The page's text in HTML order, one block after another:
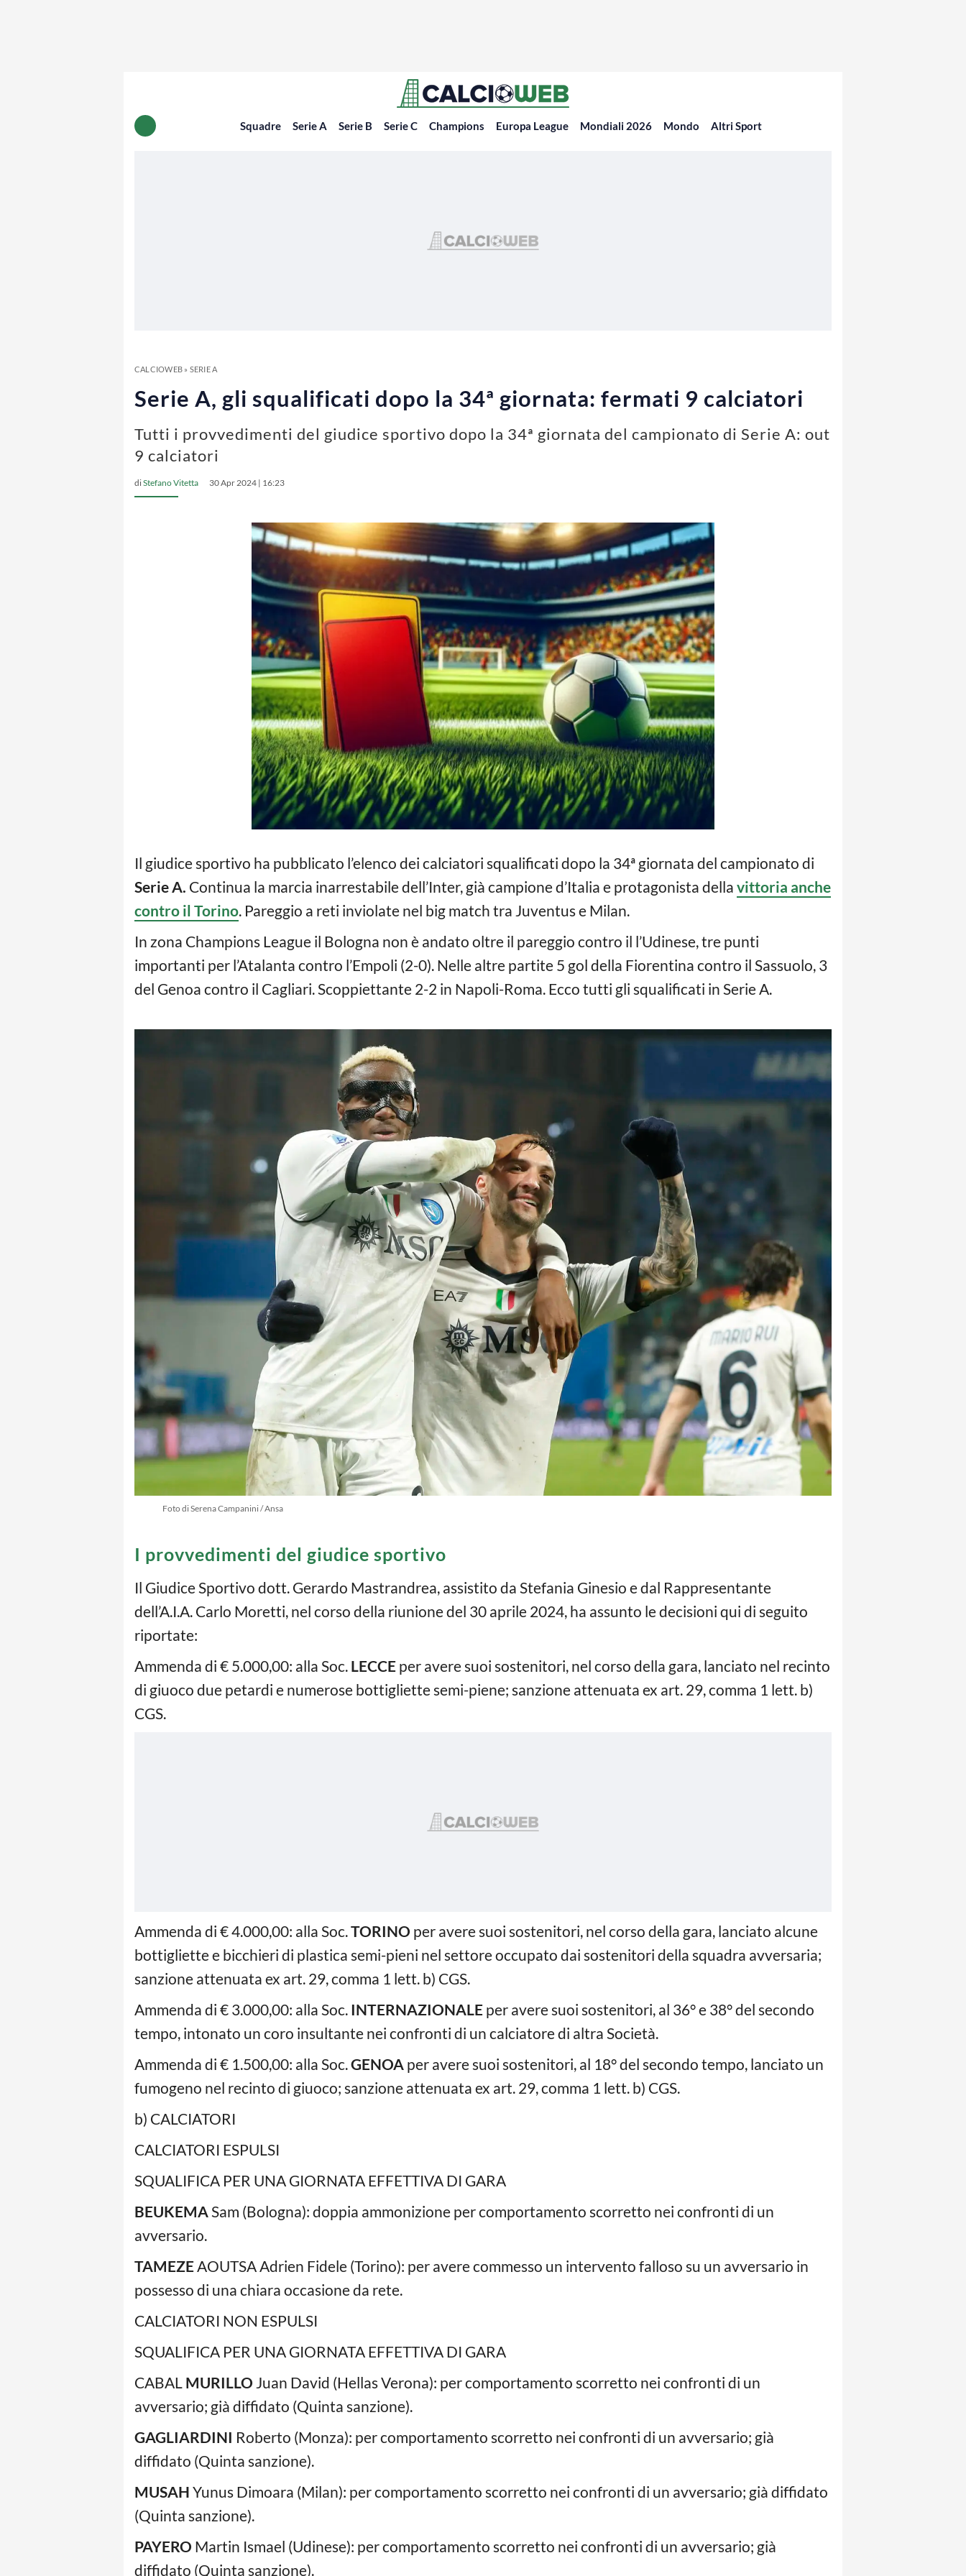
Squadre Serie A Serie B Serie C Champions Europa League Mondiali 2026 Mondo Altri Sport
CALCIOWEB» SERIE A
Serie A, gli squalificati dopo la 34ª giornata: fermati 9 calciatori
Tutti i provvedimenti del giudice sportivo dopo la 34ª giornata del campionato di Serie A: out
9 calciatori
diStefano Vitetta 30 Apr 2024 | 16:23
Il giudice sportivo ha pubblicato l’elenco dei calciatori squalificati dopo la 34ª giornata del campionato di
Serie A. Continua la marcia inarrestabile dell’Inter, già campione d’Italia e protagonista della vittoria anche
contro il Torino. Pareggio a reti inviolate nel big match tra Juventus e Milan.
In zona Champions League il Bologna non è andato oltre il pareggio contro il l’Udinese, tre punti
importanti per l’Atalanta contro l’Empoli (2-0). Nelle altre partite 5 gol della Fiorentina contro il Sassuolo, 3
del Genoa contro il Cagliari. Scoppiettante 2-2 in Napoli-Roma. Ecco tutti gli squalificati in Serie A.
Foto di Serena Campanini / Ansa
I provvedimenti del giudice sportivo
Il Giudice Sportivo dott. Gerardo Mastrandrea, assistito da Stefania Ginesio e dal Rappresentante
dell’A.I.A. Carlo Moretti, nel corso della riunione del 30 aprile 2024, ha assunto le decisioni qui di seguito
riportate:
Ammenda di € 5.000,00: alla Soc. LECCE per avere suoi sostenitori, nel corso della gara, lanciato nel recinto
di giuoco due petardi e numerose bottigliette semi-piene; sanzione attenuata ex art. 29, comma 1 lett. b)
CGS.
Ammenda di € 4.000,00: alla Soc.TORINO per avere suoi sostenitori, nel corso della gara, lanciato alcune
bottigliette e bicchieri di plastica semi-pieni nel settore occupato dai sostenitori della squadra avversaria;
sanzione attenuata ex art. 29, comma 1 lett. b) CGS.
Ammenda di € 3.000,00: alla Soc. INTERNAZIONALE per avere suoi sostenitori, al 36° e 38° del secondo
tempo, intonato un coro insultante nei confronti di un calciatore di altra Società.
Ammenda di € 1.500,00: alla Soc.GENOA per avere suoi sostenitori, al 18° del secondo tempo, lanciato un
fumogeno nel recinto di giuoco; sanzione attenuata ex art. 29, comma 1 lett. b) CGS.
b) CALCIATORI
CALCIATORI ESPULSI
SQUALIFICA PER UNA GIORNATA EFFETTIVA DI GARA
BEUKEMASam (Bologna): doppia ammonizione per comportamento scorretto nei confronti di un
avversario.
TAMEZEAOUTSA Adrien Fidele (Torino): per avere commesso un intervento falloso su un avversario in
possesso di una chiara occasione da rete.
CALCIATORI NON ESPULSI
SQUALIFICA PER UNA GIORNATA EFFETTIVA DI GARA
CABAL MURILLO Juan David (Hellas Verona): per comportamento scorretto nei confronti di un
avversario; già diffidato (Quinta sanzione).
GAGLIARDINI Roberto (Monza): per comportamento scorretto nei confronti di un avversario; già
diffidato (Quinta sanzione).
MUSAH Yunus Dimoara (Milan): per comportamento scorretto nei confronti di un avversario; già diffidato
(Quinta sanzione).
PAYERO Martin Ismael (Udinese): per comportamento scorretto nei confronti di un avversario; già
diffidato (Quinta sanzione).